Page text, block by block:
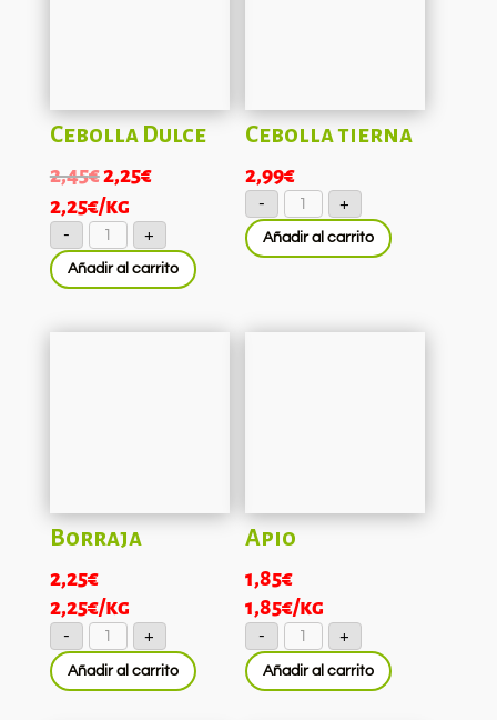
Cebolla Dulce
2,45€El
precio
original
era:
2,45€.
2,25€El
actual
es:
2,25€.
2,25€/kg
-
Cebolla
Dulce
cantidad
+
Añadir al carrito
Cebolla tierna
2,99€
-
Cebolla
tierna
cantidad
+
Añadir al carrito
Borraja
2,25€
2,25€/kg
-
Borraja
cantidad+
Añadir al carrito
Apio
1,85€
1,85€/kg
-
Apio
cantidad+
Añadir al carrito